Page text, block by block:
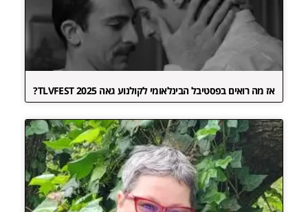
אז מה רואים בפסטיבל הבינלאומי לקולנוע גאה TLVFEST 2025?